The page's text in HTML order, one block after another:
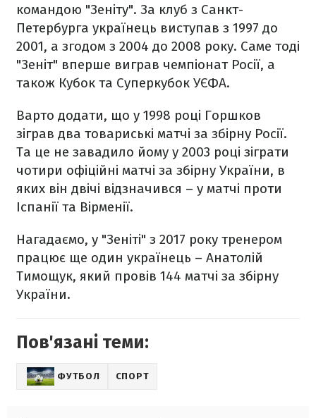
командою "Зеніту". За клуб з Санкт-
Петербурга українець виступав з 1997 до
2001, а згодом з 2004 до 2008 року. Саме тоді
"Зеніт" вперше виграв чемпіонат Росії, а
також Кубок та Суперкубок УЄФА.
Варто додати, що у 1998 році Горшков
зіграв два товариські матчі за збірну Росії.
Та це не завадило йому у 2003 році зіграти
чотири офіційні матчі за збірну України, в
яких він двічі відзначився – у матчі проти
Іспанії та Вірменії.
Нагадаємо, у "Зеніті" з 2017 року тренером
працює ще один українець – Анатолій
Тимощук, який провів 144 матчі за збірну
України.
Пов'язані теми:
ФУТБОЛ СПОРТ